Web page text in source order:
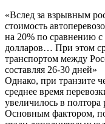
«Вслед за взрывным
стоимость
на 20% по сравнению с
долларов… При этом
транспортом между
составляя 26-30 дней»
Однако, при транзите
среднее время
увеличилось в полтора
Основным фактором,